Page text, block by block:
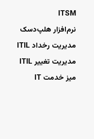
ITSM
نرم‌افزار هلپ‌دسک
مدیریت رخداد ITIL
مدیریت تغییر ITIL
میز خدمت IT